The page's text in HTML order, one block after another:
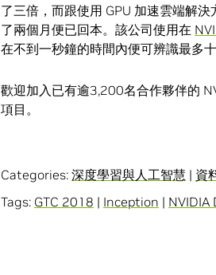
了三倍，而跟使用 GPU 加速雲端解
了兩個月便已回本。該公司使用在
在不到一秒鐘的時間內便可辨識最多十
歡迎加入已有逾3,200名合作夥伴的
項目。
Categories: 深度學習與人工智慧 | 資
Tags: GTC 2018 | Inception | NVIDIA